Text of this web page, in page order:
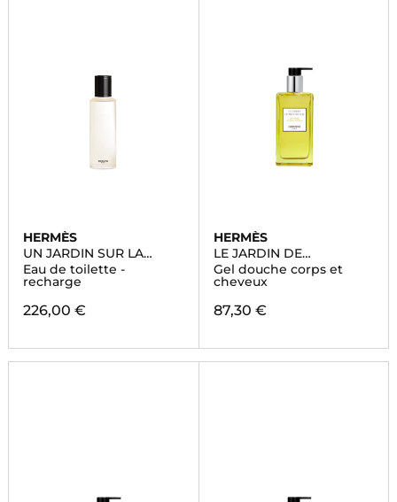
HERMÈS
UN JARDIN SUR LA
LAGUNE
Eau de toilette -
recharge
226,00 €
HERMÈS
LE JARDIN DE
MONSIEUR LI
Gel douche corps et
cheveux
87,30 €